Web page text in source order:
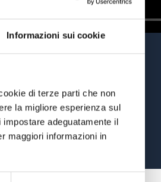
Informazioni sui cookie
di terze parti che non
la migliore esperienza sul
adeguatamente il
maggiori informazioni in